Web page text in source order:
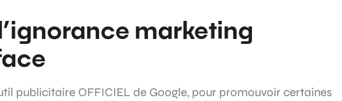
marketing
publicitaire OFFICIEL de Google, pour promouvoir certaines